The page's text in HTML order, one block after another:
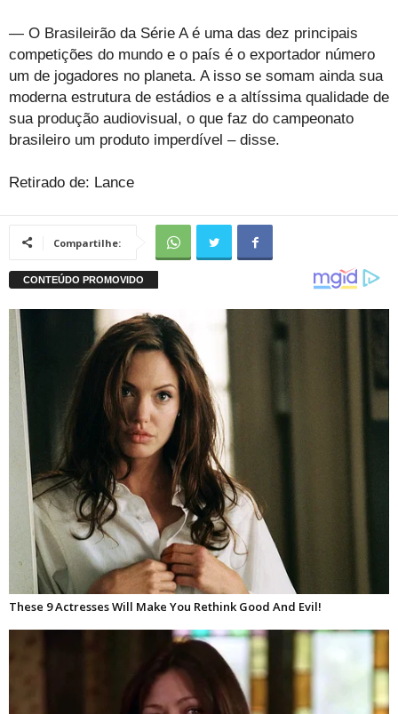
— O Brasileirão da Série A é uma das dez principais
competições do mundo e o país é o exportador número
um de jogadores no planeta. A isso se somam ainda sua
moderna estrutura de estádios e a altíssima qualidade de
sua produção audiovisual, o que faz do campeonato
brasileiro um produto imperdível – disse.
Retirado de: Lance
Compartilhe: